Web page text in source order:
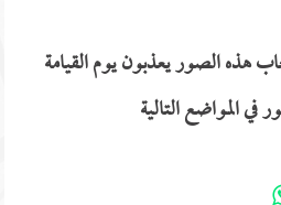
الصور يعذبون يوم القيامة
المواضع التالية